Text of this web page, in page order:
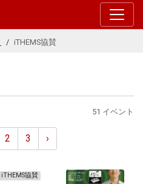
iTHEMS協賛
51 イベント
2 3 ›
iTHEMS協賛